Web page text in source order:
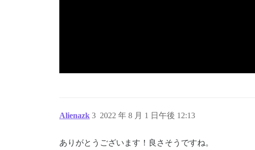
Alienazk 2022 年 8 月 1 日午後 12:13
3
ありがとうございます！良さそうですね。